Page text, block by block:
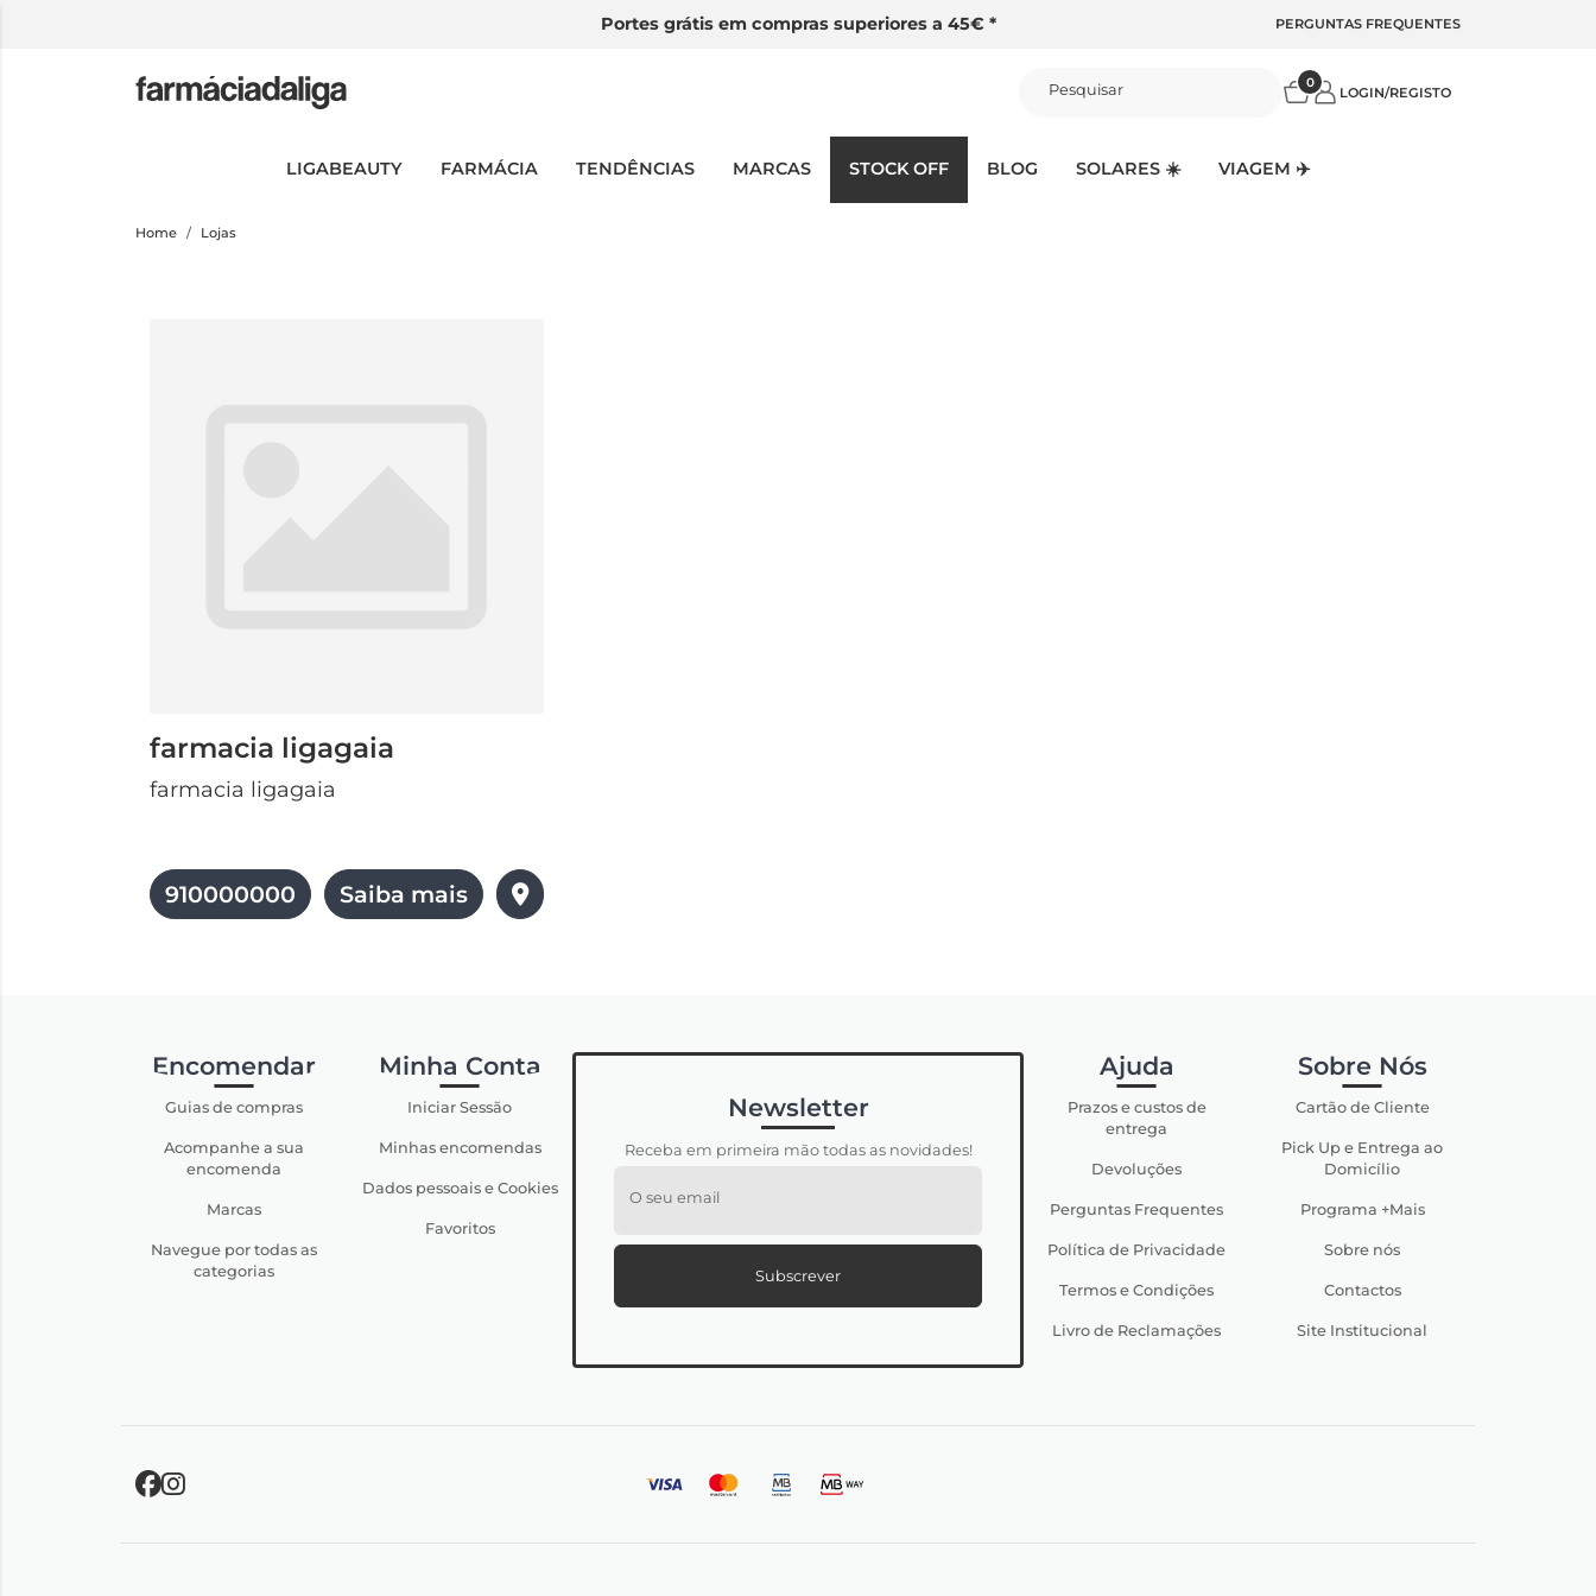
Portes grátis em compras superiores a 45€ * PERGUNTAS FREQUENTES
Pesquisar 0
LOGIN/REGISTO
LIGABEAUTY FARMÁCIA TENDÊNCIAS MARCAS STOCK OFF BLOG SOLARES ☀️ VIAGEM ✈️
Home Lojas
farmacia ligagaia
farmacia ligagaia
910000000 Saiba mais
Encomendar
Guias de compras
Acompanhe a sua
encomenda
Marcas
Navegue por todas as
categorias
Minha Conta
Iniciar Sessão
Minhas encomendas
Dados pessoais e Cookies
Favoritos
Newsletter
Receba em primeira mão todas as novidades!
O seu email
Subscrever
Ajuda
Prazos e custos de
entrega
Devoluções
Perguntas Frequentes
Política de Privacidade
Termos e Condições
Livro de Reclamações
Sobre Nós
Cartão de Cliente
Pick Up e Entrega ao
Domicílio
Programa +Mais
Sobre nós
Contactos
Site Institucional